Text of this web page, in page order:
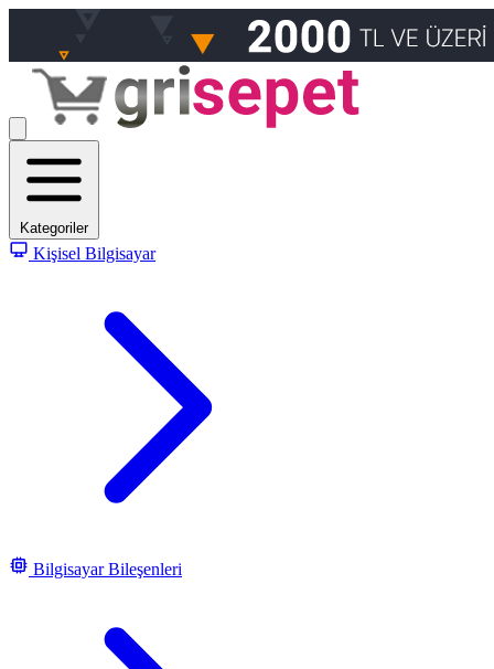
Kategoriler
Kişisel Bilgisayar
Bilgisayar Bileşenleri